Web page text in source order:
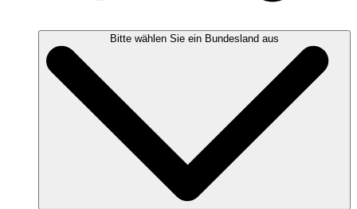
Bitte wählen Sie ein Bundesland aus